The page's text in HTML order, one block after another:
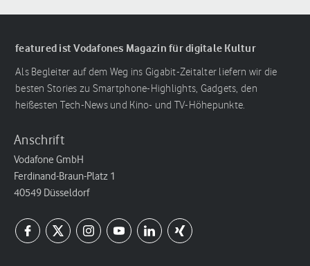
featured ist Vodafones Magazin für digitale Kultur
Als Begleiter auf dem Weg ins Gigabit-Zeitalter liefern wir die
besten Stories zu Smartphone-Highlights, Gadgets, den
heißesten Tech-News und Kino- und TV-Höhepunkte.
Anschrift
Vodafone GmbH
Ferdinand-Braun-Platz 1
40549 Düsseldorf